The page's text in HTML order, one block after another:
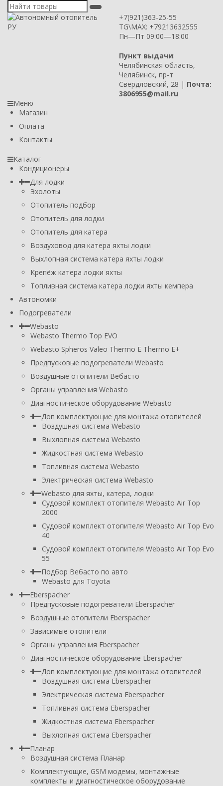
+7(921)363-25-55
TG\MAX: +79213632555
Пн—Пт 09:00—18:00
Пункт выдачи:
Челябинская область,
Челябинск, пр-т
Свердловский, 28 | Почта:
3806955@mail.ru
Меню
Магазин
Оплата
Контакты
Каталог
Кондиционеры
Для лодки
Эхолоты
Отопитель подбор
Отопитель для лодки
Отопитель для катера
Воздуховод для катера яхты лодки
Выхлопная система катера яхты лодки
Крепёж катера лодки яхты
Топливная система катера лодки яхты кемпера
Автономки
Подогреватели
Webasto
Webasto Thermo Top EVO
Webasto Spheros Valeo Thermo E Thermo E+
Предпусковые подогреватели Webasto
Воздушные отопители Вебасто
Органы управления Webasto
Диагностическое оборудование Webasto
Доп комплектующие для монтажа отопителей
Воздушная система Webasto
Выхлопная система Webasto
Жидкостная система Webasto
Топливная система Webasto
Электрическая система Webasto
Webasto для яхты, катера, лодки
Судовой комплект отопителя Webasto Air Top
2000
Судовой комплект отопителя Webasto Air Top Evo
40
Судовой комплект отопителя Webasto Air Top Evo
55
Подбор Вебасто по авто
Webasto для Toyota
Eberspacher
Предпусковые подогреватели Eberspacher
Воздушные отопители Eberspacher
Зависимые отопители
Органы управления Eberspacher
Диагностическое оборудование Eberspacher
Доп комплектующие для монтажа отопителей
Воздушная система Eberspacher
Электрическая система Eberspacher
Топливная система Eberspacher
Жидкостная система Eberspacher
Выхлопная система Eberspacher
Планар
Воздушная система Планар
Комплектующие, GSM модемы, монтажные
комплекты и диагностическое оборудование